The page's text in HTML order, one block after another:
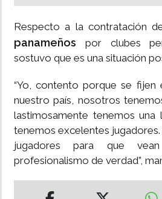
Respecto a la contratación
panameños por clubes
sostuvo que es una situación
“Yo, contento porque se fijen
nuestro país, nosotros
lastimosamente tenemos una
tenemos excelentes jugadores.
jugadores para que
profesionalismo de verdad”,